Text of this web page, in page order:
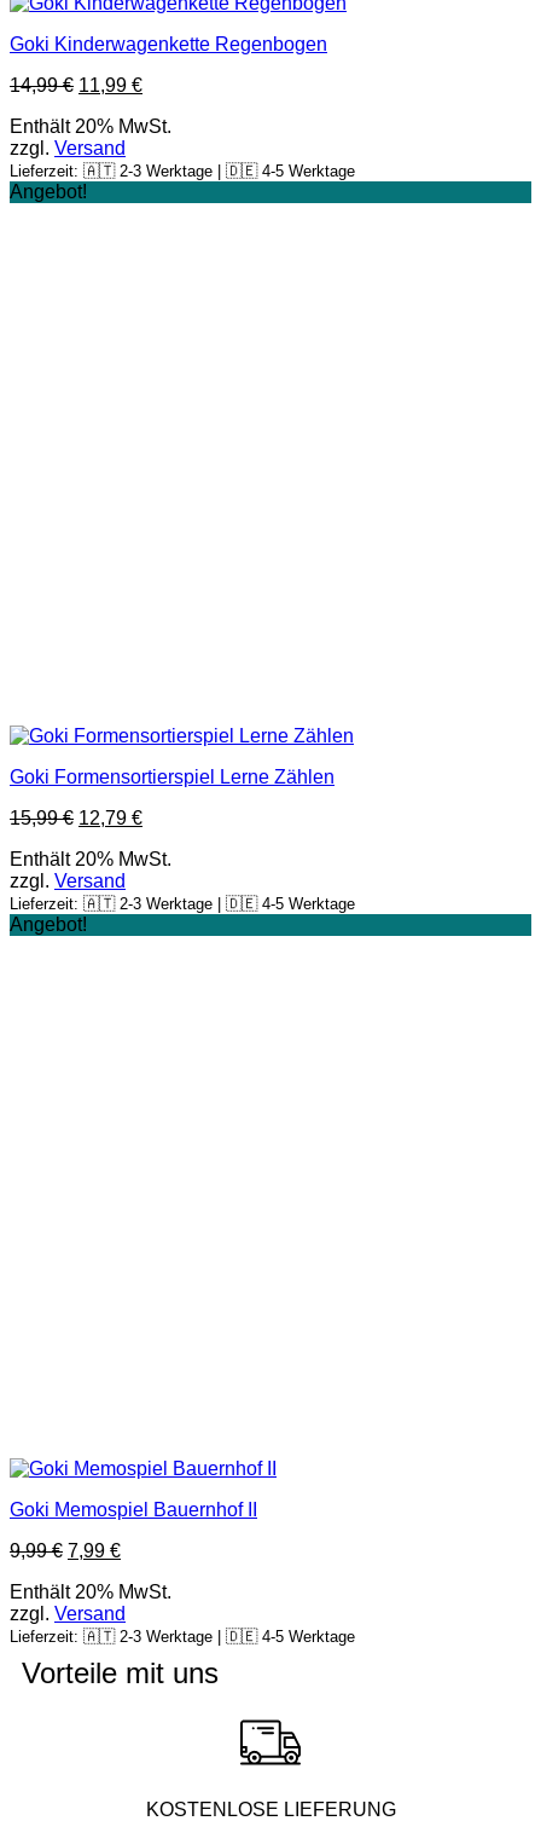
Goki Kinderwagenkette Regenbogen
14,99€ 11,99 €
Enthält 20% MwSt.
zzgl. Versand
Lieferzeit: 🇦🇹 2-3 Werktage | 🇩🇪 4-5 Werktage
Angebot!
Goki Formensortierspiel Lerne Zählen
15,99€ 12,79 €
Enthält 20% MwSt.
zzgl. Versand
Lieferzeit: 🇦🇹 2-3 Werktage | 🇩🇪 4-5 Werktage
Angebot!
Goki Memospiel Bauernhof II
9,99€ 7,99 €
Enthält 20% MwSt.
zzgl. Versand
Lieferzeit: 🇦🇹 2-3 Werktage | 🇩🇪 4-5 Werktage
Vorteile mit uns
KOSTENLOSE LIEFERUNG